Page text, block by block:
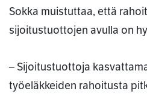
Sokka muistuttaa, että
sijoitustuottojen avulla on
– Sijoitustuottoja
työeläkkeiden rahoitusta